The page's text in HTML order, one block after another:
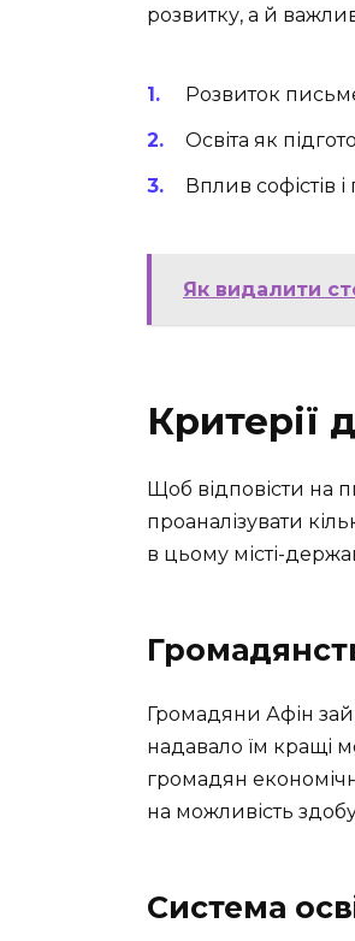
розвитку, а й
Розвиток
Освіта як
Вплив софістів
Як видалити
Критерії
Щоб відповісти на
проаналізувати
в цьому місті-
Громадяни Афін
надавало їм кращі
громадян
на можливість
Система